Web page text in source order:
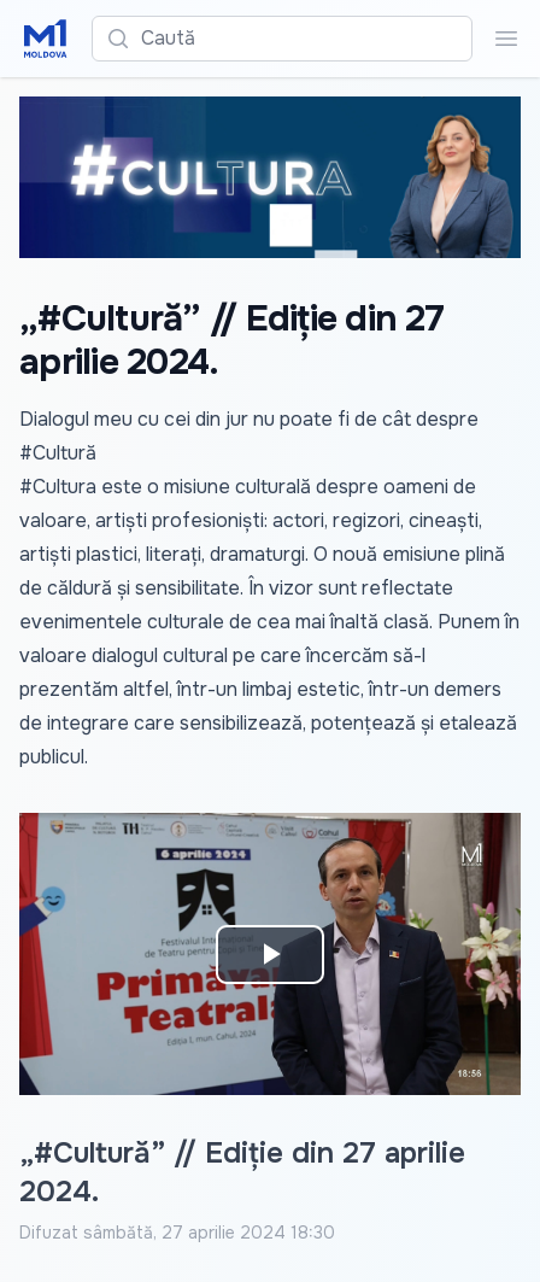
Caută
„#Cultură” // Ediție din 27
aprilie 2024.
Dialogul meu cu cei din jur nu poate fi de cât despre
#Cultură
#Cultura este o misiune culturală despre oameni de
valoare, artiști profesioniști: actori, regizori, cineaști,
artiști plastici, literați, dramaturgi. O nouă emisiune plină
de căldură și sensibilitate. În vizor sunt reflectate
evenimentele culturale de cea mai înaltă clasă. Punem în
valoare dialogul cultural pe care încercăm să-l
prezentăm altfel, într-un limbaj estetic, într-un demers
de integrare care sensibilizează, potențează și etalează
publicul.
Play
Video
„#Cultură” // Ediție din 27 aprilie
2024.
Difuzat sâmbătă, 27 aprilie 2024 18:30